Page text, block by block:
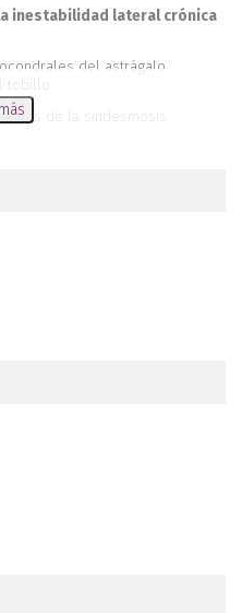
inestabilidad lateral crónica
del astrágalo
de la sindesmosis
tobillo
en el tobillo